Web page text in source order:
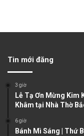
Tin mới đăng
3 giờ
Lễ Tạ Ơn Mừng Kim
Khâm tại Nhà Thờ
6 giờ
Bánh Mì Sáng | Thứ